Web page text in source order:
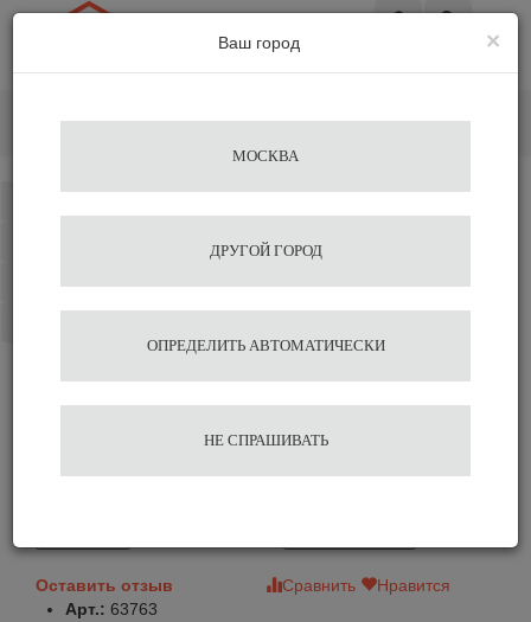
Кофемолка Macap MC6
Оставить отзыв Сравнить
Нравится
Арт.: 63763
×
Ваш город
МОСКВА
ДРУГОЙ ГОРОД
ОПРЕДЕЛИТЬ АВТОМАТИЧЕСКИ
НЕ СПРАШИВАТЬ